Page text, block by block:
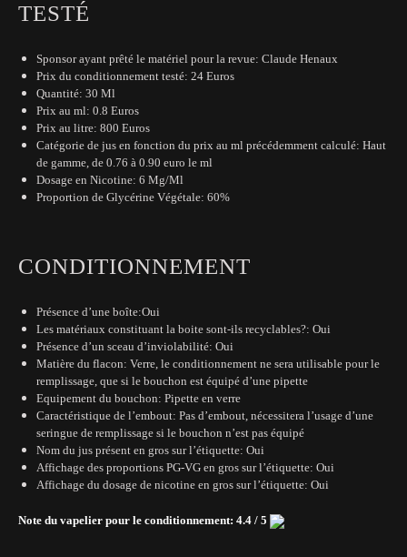
TESTÉ
Sponsor ayant prêté le matériel pour la revue: Claude Henaux
Prix du conditionnement testé: 24 Euros
Quantité: 30 Ml
Prix au ml: 0.8 Euros
Prix au litre: 800 Euros
Catégorie de jus en fonction du prix au ml précédemment calculé: Haut
de gamme, de 0.76 à 0.90 euro le ml
Dosage en Nicotine: 6 Mg/Ml
Proportion de Glycérine Végétale: 60%
CONDITIONNEMENT
Présence d’une boîte:Oui
Les matériaux constituant la boite sont-ils recyclables?: Oui
Présence d’un sceau d’inviolabilité: Oui
Matière du flacon: Verre, le conditionnement ne sera utilisable pour le
remplissage, que si le bouchon est équipé d’une pipette
Equipement du bouchon: Pipette en verre
Caractéristique de l’embout: Pas d’embout, nécessitera l’usage d’une
seringue de remplissage si le bouchon n’est pas équipé
Nom du jus présent en gros sur l’étiquette: Oui
Affichage des proportions PG-VG en gros sur l’étiquette: Oui
Affichage du dosage de nicotine en gros sur l’étiquette: Oui
Note du vapelier pour le conditionnement: 4.4 / 5